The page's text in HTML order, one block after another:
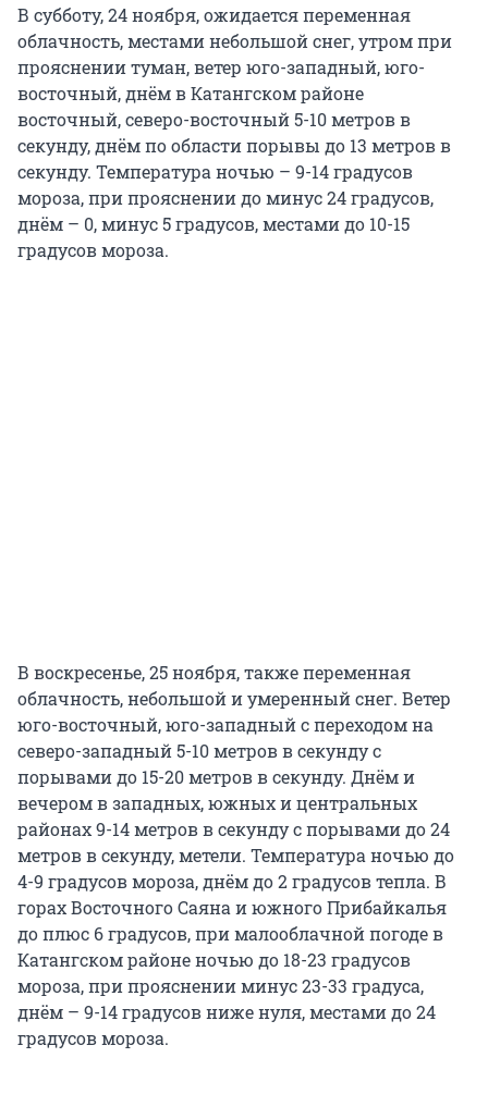
В субботу, 24 ноября, ожидается переменная
облачность, местами небольшой снег, утром при
прояснении туман, ветер юго-западный, юго-
восточный, днём в Катангском районе
восточный, северо-восточный 5-10 метров в
секунду, днём по области порывы до 13 метров в
секунду. Температура ночью – 9-14 градусов
мороза, при прояснении до минус 24 градусов,
днём – 0, минус 5 градусов, местами до 10-15
градусов мороза.
В воскресенье, 25 ноября, также переменная
облачность, небольшой и умеренный снег. Ветер
юго-восточный, юго-западный с переходом на
северо-западный 5-10 метров в секунду с
порывами до 15-20 метров в секунду. Днём и
вечером в западных, южных и центральных
районах 9-14 метров в секунду с порывами до 24
метров в секунду, метели. Температура ночью до
4-9 градусов мороза, днём до 2 градусов тепла. В
горах Восточного Саяна и южного Прибайкалья
до плюс 6 градусов, при малооблачной погоде в
Катангском районе ночью до 18-23 градусов
мороза, при прояснении минус 23-33 градуса,
днём – 9-14 градусов ниже нуля, местами до 24
градусов мороза.